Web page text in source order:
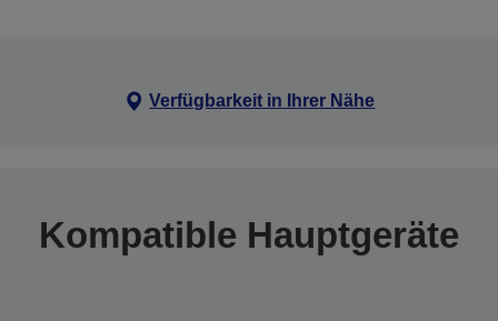
Verfügbarkeit in Ihrer Nähe
Kompatible Hauptgeräte